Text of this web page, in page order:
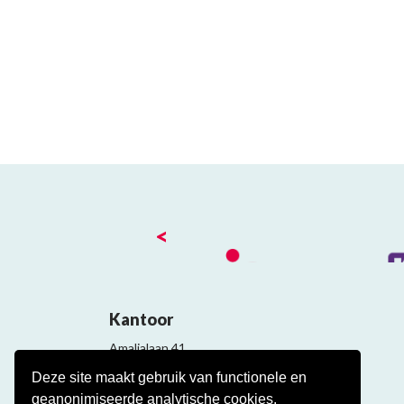
Deze site maakt gebruik van functionele en
geanonimiseerde analytische cookies.
<
Kantoor
Amalialaan 41
Contact